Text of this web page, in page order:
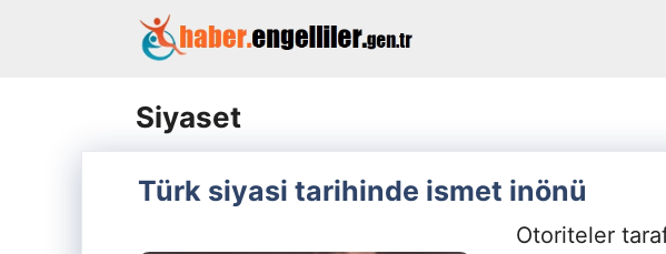
Siyaset
Türk siyasi tarihinde ismet inönü
Otoriteler